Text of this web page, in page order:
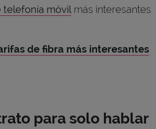
telefonía móvilmás interesantes
de fibra más interesantes
para solo hablar